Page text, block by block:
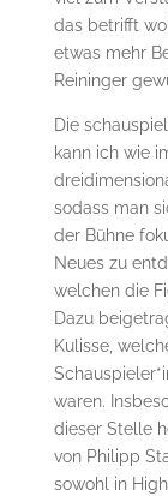
das betrifft
etwas mehr
Reininger
Die
kann ich wie
sodass man
der Bühne
Neues zu
welchen die
Dazu
Kulisse,
waren.
dieser Stelle
von Philipp
sowohl in